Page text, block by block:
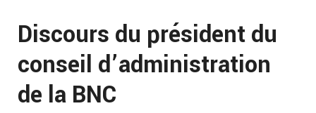
Discours du président du
conseil d’administration
de la BNC